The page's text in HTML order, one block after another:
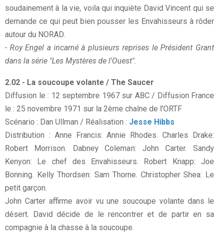
soudainement à la vie, voila qui inquiète David Vincent qui se
demande ce qui peut bien pousser les Envahisseurs à rôder
autour du NORAD.
- Roy Engel a incarné à plusieurs reprises le Président Grant
dans la série "Les Mystères de l'Ouest".
2.02 - La soucoupe volante / The Saucer
Diffusion le : 12 septembre 1967 sur ABC / Diffusion France
le : 25 novembre 1971 sur la 2ème chaîne de l'ORTF
Scénario : Dan Ullman / Réalisation : Jesse Hibbs
Distribution : Anne Francis: Annie Rhodes. Charles Drake:
Robert Morrison. Dabney Coleman: John Carter. Sandy
Kenyon: Le chef des Envahisseurs. Robert Knapp: Joe
Bonning. Kelly Thordsen: Sam Thorne. Christopher Shea: Le
petit garçon.
John Carter affirme avoir vu une soucoupe volante dans le
désert. David décide de le rencontrer et de partir en sa
compagnie à la chasse à la soucoupe.